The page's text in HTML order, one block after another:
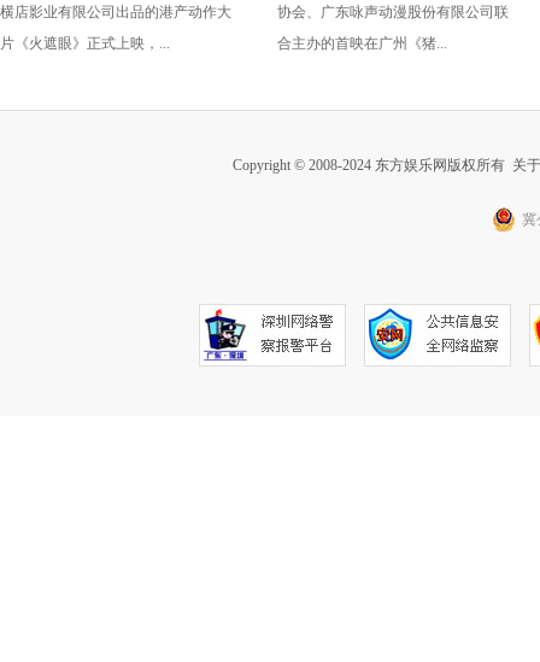
横店影业有限公司出品的港产动作大
片《火遮眼》正式上映，...
暖” 引爆五一期待
协会、广东咏声动漫股份有限公司联
合主办的首映在广州《猪...
Copyright © 2008-2024 东方娱乐网版权所有 关
冀